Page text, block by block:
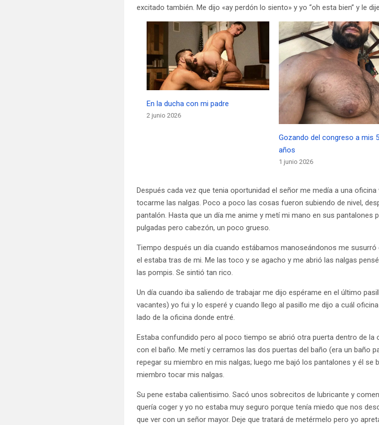
excitado también. Me dijo «ay perdón lo siento» y yo “oh esta bien” y le
En la ducha con mi padre
2 junio 2026
Gozando del congreso a mis
años
1 junio 2026
Después cada vez que tenia oportunidad el señor me medía a una
tocarme las nalgas. Poco a poco las cosas fueron subiendo de nivel,
pantalón. Hasta que un día me anime y metí mi mano en sus
pulgadas pero cabezón, un poco grueso.
Tiempo después un día cuando estábamos manoseándonos me susurró
el estaba tras de mi. Me las toco y se agacho y me abrió las nalgas
las pompis. Se sintió tan rico.
Un día cuando iba saliendo de trabajar me dijo espérame en el último
vacantes) yo fui y lo esperé y cuando llego al pasillo me dijo a cuál
lado de la oficina donde entré.
Estaba confundido pero al poco tiempo se abrió otra puerta dentro de la
con el baño. Me metí y cerramos las dos puertas del baño (era un baño
repegar su miembro en mis nalgas; luego me bajó los pantalones y él
miembro tocar mis nalgas.
Su pene estaba calientisimo. Sacó unos sobrecitos de lubricante y
quería coger y yo no estaba muy seguro porque tenía miedo que nos
que ver con un señor mayor. Deje que tratará de metérmelo pero yo